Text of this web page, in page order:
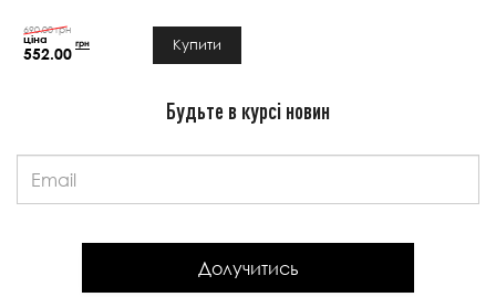
552.00
грн
690.00 грн
Купити
Будьте в курсі новин
Долучитись